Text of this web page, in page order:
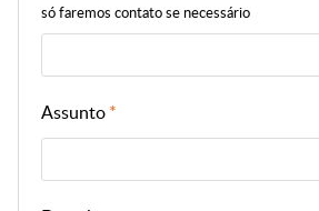
só faremos contato se necessário
Assunto